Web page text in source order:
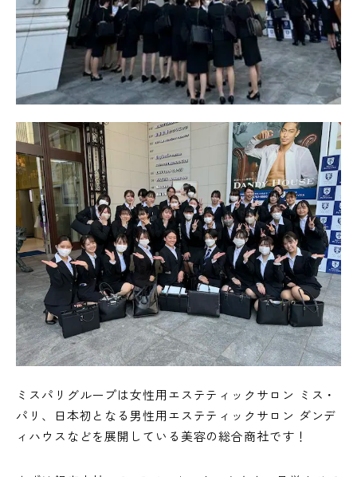
ミスパリグループは女性用エステティックサロン ミス・
パリ、日本初となる男性用エステティックサロン ダンデ
ィハウスなどを展開している美容の総合商社です！